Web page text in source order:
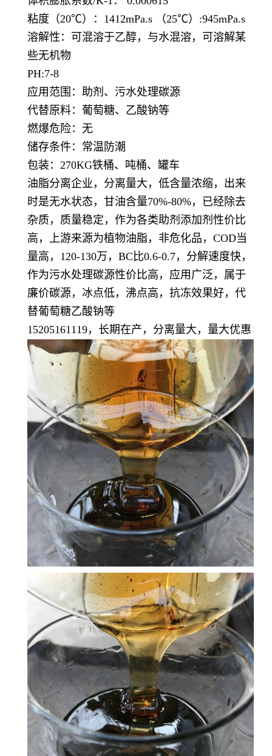
粘度（20℃）：1412mPa.s （25℃）:945mPa.s
溶解性：可混溶于乙醇，与水混溶，可溶解某
些无机物
PH:7-8
应用范围：助剂、污水处理碳源
代替原料：葡萄糖、乙酸钠等
燃爆危险：无
储存条件：常温防潮
包装：270KG铁桶、吨桶、罐车
油脂分离企业，分离量大，低含量浓缩，出来
时是无水状态，甘油含量70%-80%，已经除去
杂质，质量稳定，作为各类助剂添加剂性价比
高，上游来源为植物油脂，非危化品，COD当
量高，120-130万，BC比0.6-0.7，分解速度快，
作为污水处理碳源性价比高，应用广泛，属于
廉价碳源，冰点低，沸点高，抗冻效果好，代
替葡萄糖乙酸钠等
15205161119，长期在产，分离量大，量大优惠